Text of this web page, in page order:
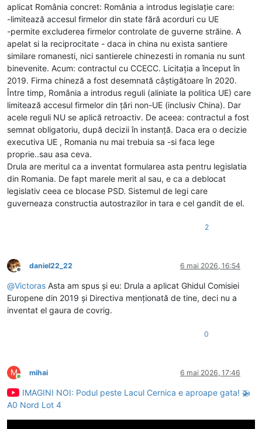
aplicat România concret: România a introdus legislație care:
-limitează accesul firmelor din state fără acorduri cu UE
-permite excluderea firmelor controlate de guverne străine. A
apelat si la reciprocitate - daca in china nu exista santiere
similare romanesti, nici santierele chinezesti in romania nu sunt
binevenite. Acum: contractul cu CCECC. Licitația a început în
2019. Firma chineză a fost desemnată câștigătoare în 2020.
Între timp, România a introdus reguli (aliniate la politica UE) care
limitează accesul firmelor din țări non-UE (inclusiv China). Dar
acele reguli NU se aplică retroactiv. De aceea: contractul a fost
semnat obligatoriu, după decizii în instanță. Daca era o decizie
executiva UE , Romania nu mai trebuia sa -si faca lege
proprie..sau asa ceva.
Drula are meritul ca a inventat formularea asta pentru legislatia
din Romania. De fapt marele merit al sau, e ca a deblocat
legislativ ceea ce blocase PSD. Sistemul de legi care
guverneaza constructia autostrazilor in tara e cel gandit de el.
2
Deconectat
daniel22_22 6 mai 2026, 16:54
@Victoras Asta am spus și eu: Drula a aplicat Ghidul Comisiei
Europene din 2019 și Directiva menționată de tine, deci nu a
inventat el gaura de covrig.
0
M
Conectat
mihai 6 mai 2026, 17:46
IMAGINI NOI: Podul peste Lacul Cernica e aproape gata! 🚁
A0 Nord Lot 4